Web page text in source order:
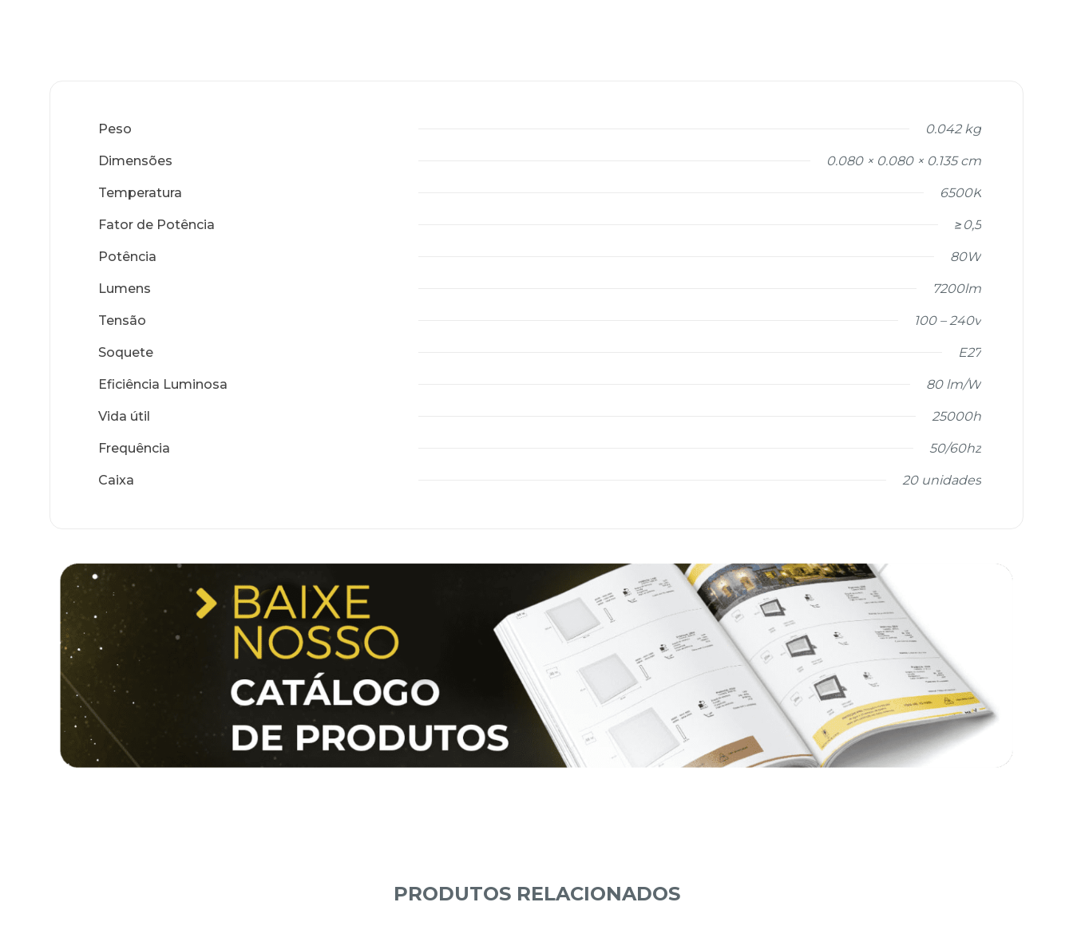
Peso 0.042 kg
Dimensões 0.080 × 0.080 × 0.135 cm
Temperatura 6500K
Fator de Potência ≥0,5
Potência 80W
Lumens 7200lm
Tensão 100 – 240v
Soquete E27
Eficiência Luminosa 80 lm/W
Vida útil 25000h
Frequência 50/60hz
Caixa 20 unidades
PRODUTOS RELACIONADOS